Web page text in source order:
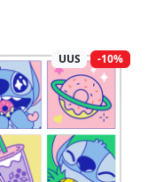
UUS -10%